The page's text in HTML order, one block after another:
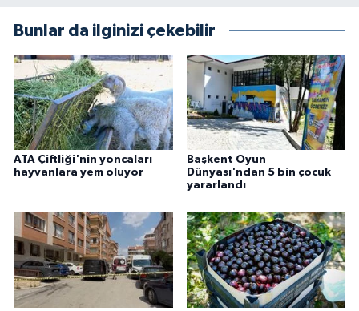
Bunlar da ilginizi çekebilir
ATA Çiftliği'nin yoncaları
hayvanlara yem oluyor
Başkent Oyun
Dünyası'ndan 5 bin çocuk
yararlandı